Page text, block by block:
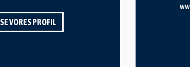
SE VORES PROFIL